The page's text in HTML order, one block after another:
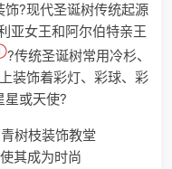
?现代圣诞树传统起源
亚女王和阿尔伯特亲王
?传统圣诞树常用冷杉、
装饰着彩灯、彩球、彩
星或天使?
树枝装饰教堂
其成为时尚